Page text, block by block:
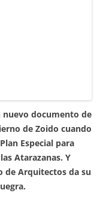
documento de
de Zoido cuando
Especial para
Atarazanas. Y
de Arquitectos da su